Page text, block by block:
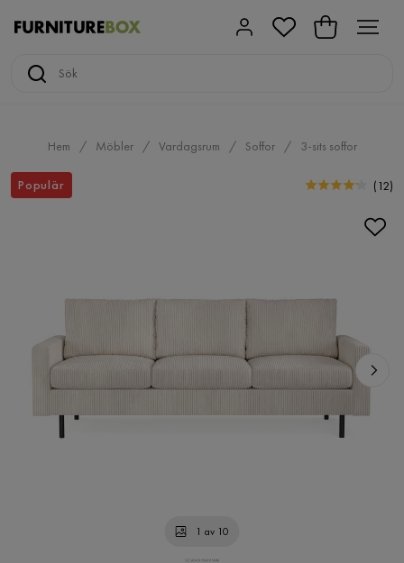
Hem Möbler Vardagsrum Soffor 3-sits soffor
Populär (12)
1 av 10